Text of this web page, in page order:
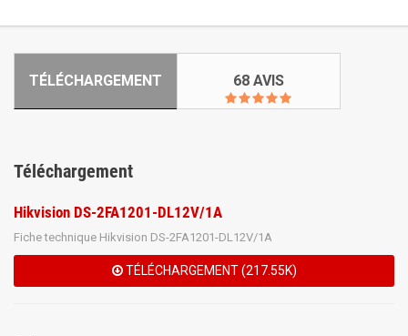
TÉLÉCHARGEMENT 68 AVIS
Téléchargement
Hikvision DS-2FA1201-DL12V/1A
Fiche technique Hikvision DS-2FA1201-DL12V/1A
TÉLÉCHARGEMENT (217.55K)